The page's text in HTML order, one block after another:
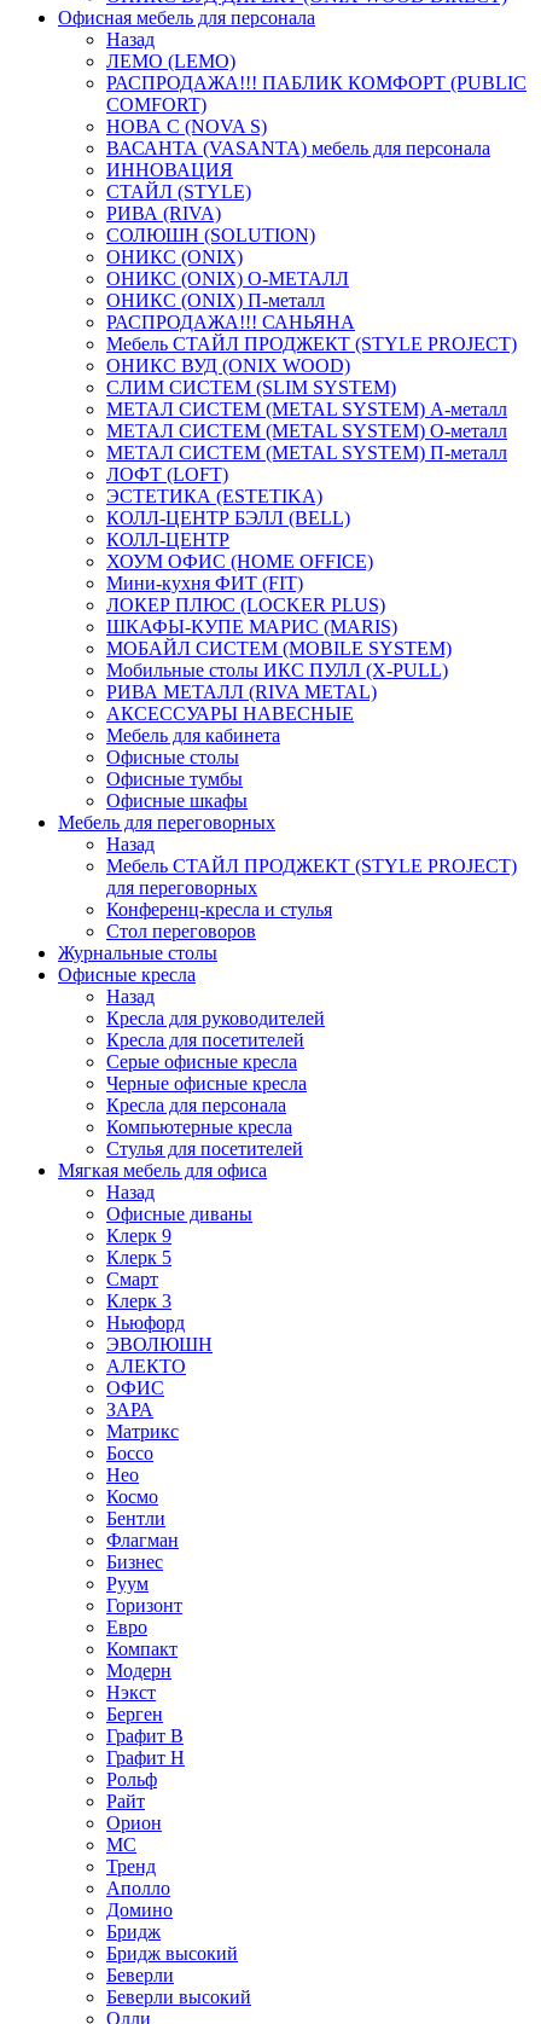
Офисная мебель для персонала
Назад
ЛЕМО (LEMO)
РАСПРОДАЖА!!! ПАБЛИК КОМФОРТ (PUBLIC
COMFORT)
НОВА С (NOVA S)
ВАСАНТА (VASANTA) мебель для персонала
ИННОВАЦИЯ
СТАЙЛ (STYLE)
РИВА (RIVA)
СОЛЮШН (SOLUTION)
ОНИКС (ONIX)
ОНИКС (ONIX) O-МЕТАЛЛ
ОНИКС (ONIX) П-металл
РАСПРОДАЖА!!! САНЬЯНА
Мебель СТАЙЛ ПРОДЖЕКТ (STYLE PROJECT)
ОНИКС ВУД (ONIX WOOD)
СЛИМ СИСТЕМ (SLIM SYSTEM)
МЕТАЛ СИСТЕМ (METAL SYSTEM) А-металл
МЕТАЛ СИСТЕМ (METAL SYSTEM) О-металл
МЕТАЛ СИСТЕМ (METAL SYSTEM) П-металл
ЛОФТ (LOFT)
ЭСТЕТИКА (ESTETIKA)
КОЛЛ-ЦЕНТР БЭЛЛ (BELL)
КОЛЛ-ЦЕНТР
ХОУМ ОФИС (HOME OFFICE)
Мини-кухня ФИТ (FIT)
ЛОКЕР ПЛЮС (LOCKER PLUS)
ШКАФЫ-КУПЕ МАРИС (MARIS)
МОБАЙЛ СИСТЕМ (MOBILE SYSTEM)
Мобильные столы ИКС ПУЛЛ (X-PULL)
РИВА МЕТАЛЛ (RIVA METAL)
АКСЕССУАРЫ НАВЕСНЫЕ
Мебель для кабинета
Офисные столы
Офисные тумбы
Офисные шкафы
Мебель для переговорных
Назад
Мебель СТАЙЛ ПРОДЖЕКТ (STYLE PROJECT)
для переговорных
Конференц-кресла и стулья
Стол переговоров
Журнальные столы
Офисные кресла
Назад
Кресла для руководителей
Кресла для посетителей
Серые офисные кресла
Черные офисные кресла
Кресла для персонала
Компьютерные кресла
Стулья для посетителей
Мягкая мебель для офиса
Назад
Офисные диваны
Клерк 9
Клерк 5
Смарт
Клерк 3
Ньюфорд
ЭВОЛЮШН
АЛЕКТО
ОФИС
ЗАРА
Матрикс
Боссо
Нео
Космо
Бентли
Флагман
Бизнес
Руум
Горизонт
Евро
Компакт
Модерн
Нэкст
Берген
Графит В
Графит Н
Рольф
Райт
Орион
МС
Тренд
Аполло
Домино
Бридж
Бридж высокий
Беверли
Беверли высокий
Олли